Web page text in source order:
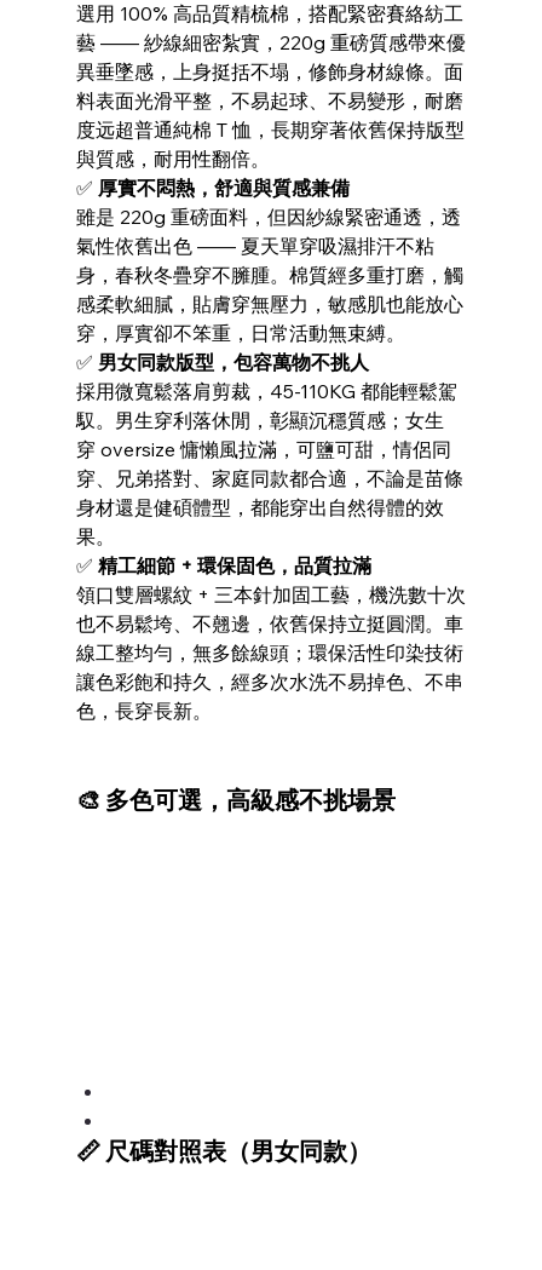
選用 100% 高品質精梳棉，搭配緊密賽絡紡工
藝 —— 紗線細密紮實，220g 重磅質感帶來優
異垂墜感，上身挺括不塌，修飾身材線條。面
料表面光滑平整，不易起球、不易變形，耐磨
度远超普通純棉 T 恤，長期穿著依舊保持版型
與質感，耐用性翻倍。
✅ 厚實不悶熱，舒適與質感兼備
雖是 220g 重磅面料，但因紗線緊密通透，透
氣性依舊出色 —— 夏天單穿吸濕排汗不粘
身，春秋冬疊穿不臃腫。棉質經多重打磨，觸
感柔軟細膩，貼膚穿無壓力，敏感肌也能放心
穿，厚實卻不笨重，日常活動無束縛。
✅ 男女同款版型，包容萬物不挑人
採用微寬鬆落肩剪裁，45-110KG 都能輕鬆駕
馭。男生穿利落休閒，彰顯沉穩質感；女生
穿 oversize 慵懶風拉滿，可鹽可甜，情侶同
穿、兄弟搭對、家庭同款都合適，不論是苗條
身材還是健碩體型，都能穿出自然得體的效
果。
✅ 精工細節 + 環保固色，品質拉滿
領口雙層螺紋 + 三本針加固工藝，機洗數十次
也不易鬆垮、不翹邊，依舊保持立挺圓潤。車
線工整均勻，無多餘線頭；環保活性印染技術
讓色彩飽和持久，經多次水洗不易掉色、不串
色，長穿長新。
🎨 多色可選，高級感不挑場景
📏 尺碼對照表（男女同款）